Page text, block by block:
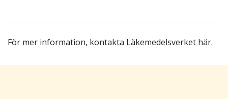
För mer information, kontakta Läkemedelsverket här.